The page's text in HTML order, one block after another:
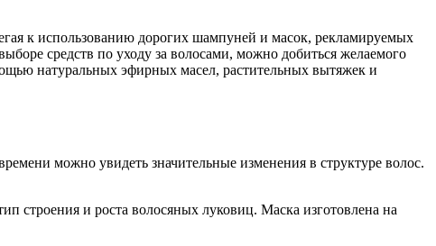
к использованию дорогих шампуней и масок, рекламируемых
средств по уходу за волосами, можно добиться желаемого
натуральных эфирных масел, растительных вытяжек и
можно увидеть значительные изменения в структуре волос.
строения и роста волосяных луковиц. Маска изготовлена на